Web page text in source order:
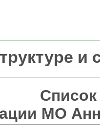
и
Список
МО